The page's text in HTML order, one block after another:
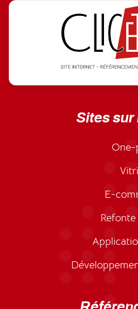
Sites sur
One-
E-